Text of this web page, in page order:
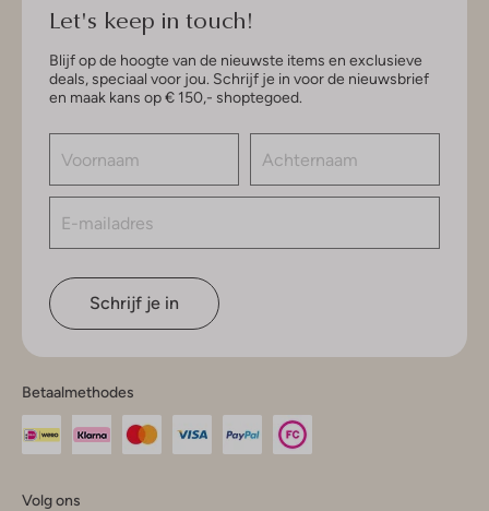
Let's keep in touch!
Blijf op de hoogte van de nieuwste items en exclusieve
deals, speciaal voor jou. Schrijf je in voor de nieuwsbrief
en maak kans op € 150,- shoptegoed.
Schrijf je in
Betaalmethodes
Volg ons